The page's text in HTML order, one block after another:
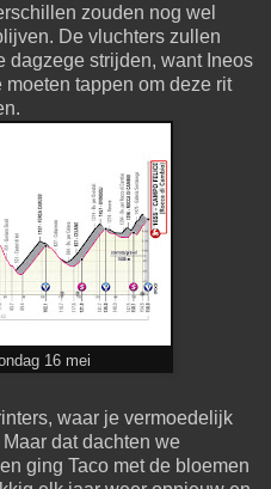
zouden nog wel
De vluchters zullen
dagzege strijden, want Ineos
tappen om deze rit
16 mei
waar je vermoedelijk
dat dachten we
ging Taco met de bloemen